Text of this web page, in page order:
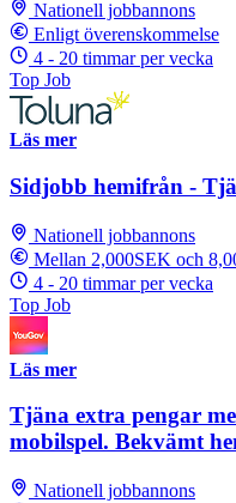
Nationell jobbannons
Enligt överenskommelse
4 - 20 timmar per vecka
Top Job
Läs mer
Sidjobb hemifrån -
Nationell jobbannons
Mellan 2,000SEK och
4 - 20 timmar per vecka
Top Job
Läs mer
Tjäna extra pengar
mobilspel. Bekvämt
Nationell jobbannons